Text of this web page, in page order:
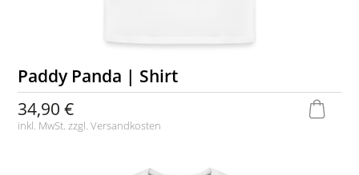
Paddy Panda | Shirt
34,90 €
inkl. MwSt. zzgl.Versandkosten